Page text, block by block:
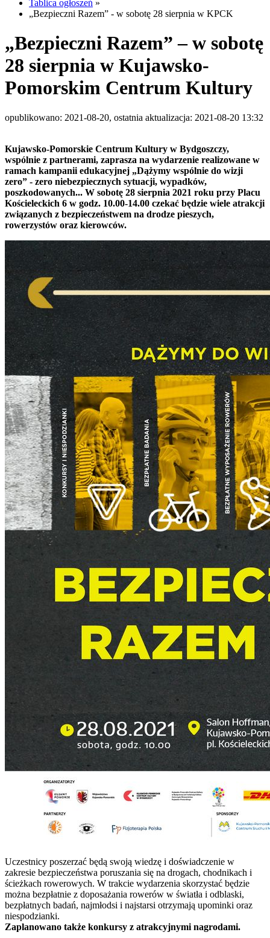
Tablica ogłoszeń »
„Bezpieczni Razem” - w sobotę 28 sierpnia w KPCK
„Bezpieczni Razem” – w sobotę
28 sierpnia w Kujawsko-
Pomorskim Centrum Kultury
opublikowano: 2021-08-20, ostatnia aktualizacja: 2021-08-20 13:32
Kujawsko-Pomorskie Centrum Kultury w Bydgoszczy,
wspólnie z partnerami, zaprasza na wydarzenie realizowane w
ramach kampanii edukacyjnej „Dążymy wspólnie do wizji
zero” - zero niebezpiecznych sytuacji, wypadków,
poszkodowanych... W sobotę 28 sierpnia 2021 roku przy Placu
Kościeleckich 6 w godz. 10.00-14.00 czekać będzie wiele atrakcji
związanych z bezpieczeństwem na drodze pieszych,
rowerzystów oraz kierowców.
Uczestnicy poszerzać będą swoją wiedzę i doświadczenie w
zakresie bezpieczeństwa poruszania się na drogach, chodnikach i
ścieżkach rowerowych. W trakcie wydarzenia skorzystać będzie
można bezpłatnie z doposażania rowerów w światła i odblaski,
bezpłatnych badań, najmłodsi i najstarsi otrzymają upominki oraz
niespodzianki.
Zaplanowano także konkursy z atrakcyjnymi nagrodami.